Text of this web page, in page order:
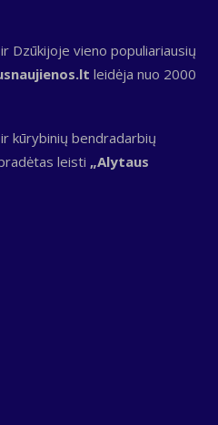
Dzūkijoje vieno populiariausių
leidėja nuo 2000
kūrybinių bendradarbių
leisti „Alytaus